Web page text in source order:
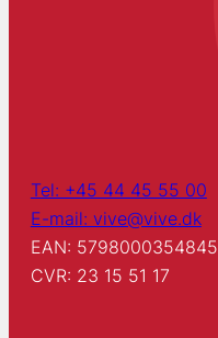
Tel: +45 44 45 55 00
E-mail: vive@vive.dk
EAN: 5798000354845
CVR: 23 15 51 17